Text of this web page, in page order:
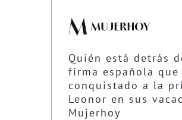
Quién está detrás
firma española que
conquistado a la
Leonor en sus
Mujerhoy